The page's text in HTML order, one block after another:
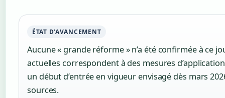
ÉTAT D’AVANCEMENT
Aucune « grande réforme » n’a été confirmée à ce
actuelles correspondent à des mesures
un début d’entrée en vigueur envisagé dès mars
sources.